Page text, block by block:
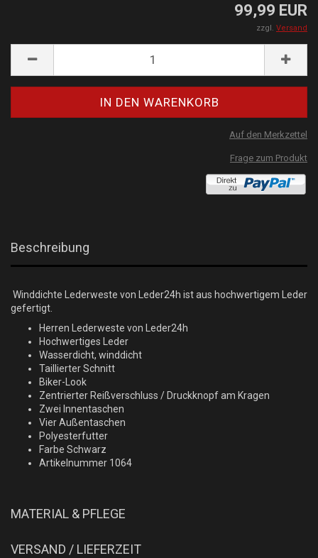
99,99 EUR
zzgl. Versand
Auf den Merkzettel
Frage zum Produkt
Beschreibung
Winddichte Lederweste von Leder24h ist aus hochwertigem Leder
gefertigt.
Herren Lederweste von Leder24h
Hochwertiges Leder
Wasserdicht, winddicht
Taillierter Schnitt
Biker-Look
Zentrierter Reißverschluss / Druckknopf am Kragen
Zwei Innentaschen
Vier Außentaschen
Polyesterfutter
Farbe Schwarz
Artikelnummer 1064
MATERIAL & PFLEGE
VERSAND / LIEFERZEIT